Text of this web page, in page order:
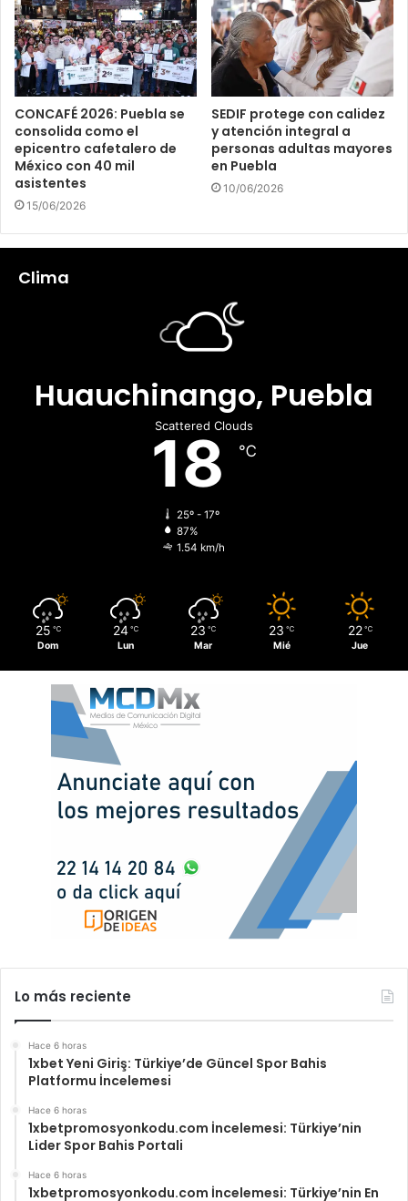
CONCAFÉ 2026: Puebla se
consolida como el
epicentro cafetalero de
México con 40 mil
asistentes
15/06/2026
SEDIF protege con calidez
y atención integral a
personas adultas mayores
en Puebla
10/06/2026
Clima
Huauchinango, Puebla
Scattered Clouds
18 ℃
25º - 17º
87%
1.54 km/h
25 ℃
Dom
24 ℃
Lun
23 ℃
Mar
23 ℃
Mié
22 ℃
Jue
Lo más reciente
Hace 6 horas
1xbet Yeni Giriş: Türkiye’de Güncel Spor Bahis
Platformu İncelemesi
Hace 6 horas
1xbetpromosyonkodu.com İncelemesi: Türkiye’nin
Lider Spor Bahis Portali
Hace 6 horas
1xbetpromosyonkodu.com İncelemesi: Türkiye’nin En